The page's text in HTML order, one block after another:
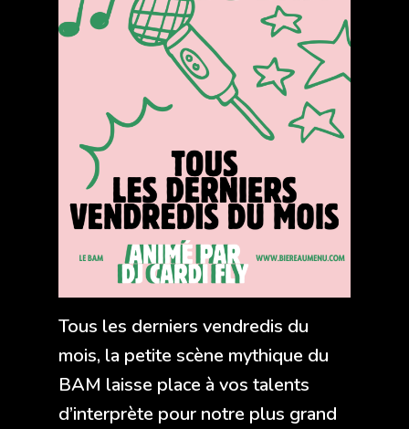
Tous les derniers vendredis du
mois, la petite scène mythique du
BAM laisse place à vos talents
d’interprète pour notre plus grand